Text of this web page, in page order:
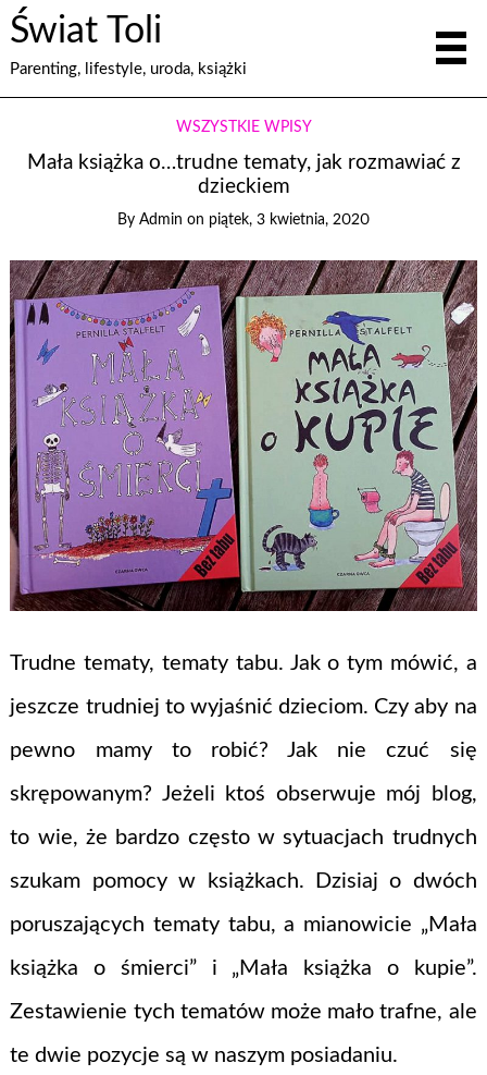
Świat Toli
Parenting, lifestyle, uroda, książki
WSZYSTKIE WPISY
Mała książka o…trudne tematy, jak rozmawiać z
dzieckiem
By Admin on piątek, 3 kwietnia, 2020
Trudne tematy, tematy tabu. Jak o tym mówić, a
jeszcze trudniej to wyjaśnić dzieciom. Czy aby na
pewno mamy to robić? Jak nie czuć się
skrępowanym? Jeżeli ktoś obserwuje mój blog,
to wie, że bardzo często w sytuacjach trudnych
szukam pomocy w książkach. Dzisiaj o dwóch
poruszających tematy tabu, a mianowicie „Mała
książka o śmierci” i „Mała książka o kupie”.
Zestawienie tych tematów może mało trafne, ale
te dwie pozycje są w naszym posiadaniu.